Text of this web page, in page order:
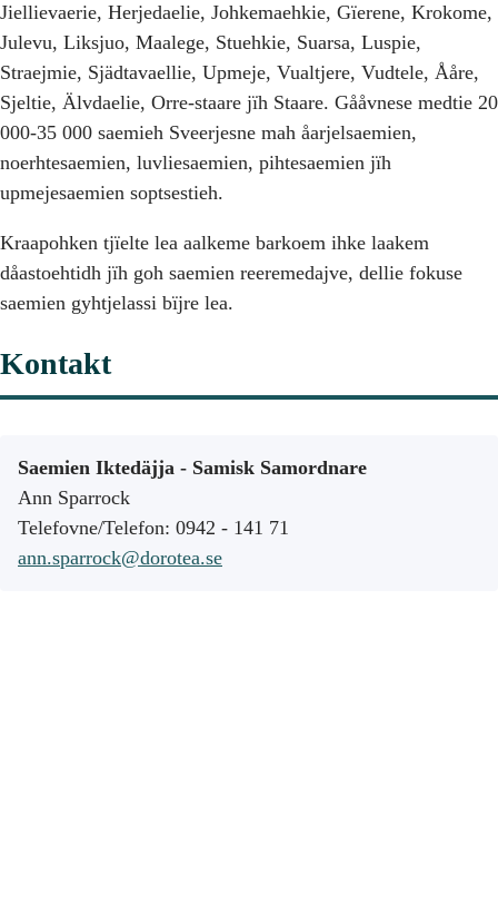
Jiellievaerie, Herjedaelie, Johkemaehkie, Gïerene, Krokome,
Julevu, Liksjuo, Maalege, Stuehkie, Suarsa, Luspie,
Straejmie, Sjädtavaellie, Upmeje, Vualtjere, Vudtele, Ååre,
Sjeltie, Älvdaelie, Orre-staare jïh Staare. Gååvnese medtie 20
000-35 000 saemieh Sveerjesne mah åarjelsaemien,
noerhtesaemien, luvliesaemien, pihtesaemien jïh
upmejesaemien soptsestieh.
Kraapohken tjïelte lea aalkeme barkoem ihke laakem
dåastoehtidh jïh goh saemien reeremedajve, dellie fokuse
saemien gyhtjelassi bïjre lea.
Kontakt
Saemien Iktedäjja - Samisk Samordnare
Ann Sparrock
Telefovne/Telefon: 0942 - 141 71
ann.sparrock@dorotea.se